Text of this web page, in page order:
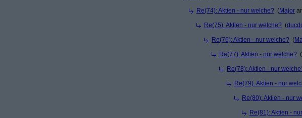
Re(74): Aktien - nur welche? (Major
Re(75): Aktien - nur welche? (
Re(76): Aktien - nur welche? (
Re(77): Aktien - nur welche? (
Re(78): Aktien - nur
Re(79): Aktien - nur
Re(80): Aktien - nur
Re(81): Aktien -